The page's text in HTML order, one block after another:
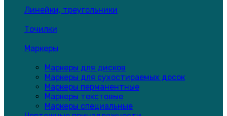
Линейки, треугольники
Точилки
Маркеры
Маркеры для дисков
Маркеры для сухостираемых досок
Маркеры перманентные
Маркеры текстовые
Маркеры специальные